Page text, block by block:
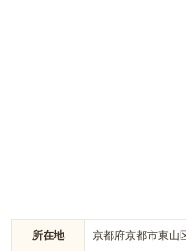
所在地 京都府京都市東山